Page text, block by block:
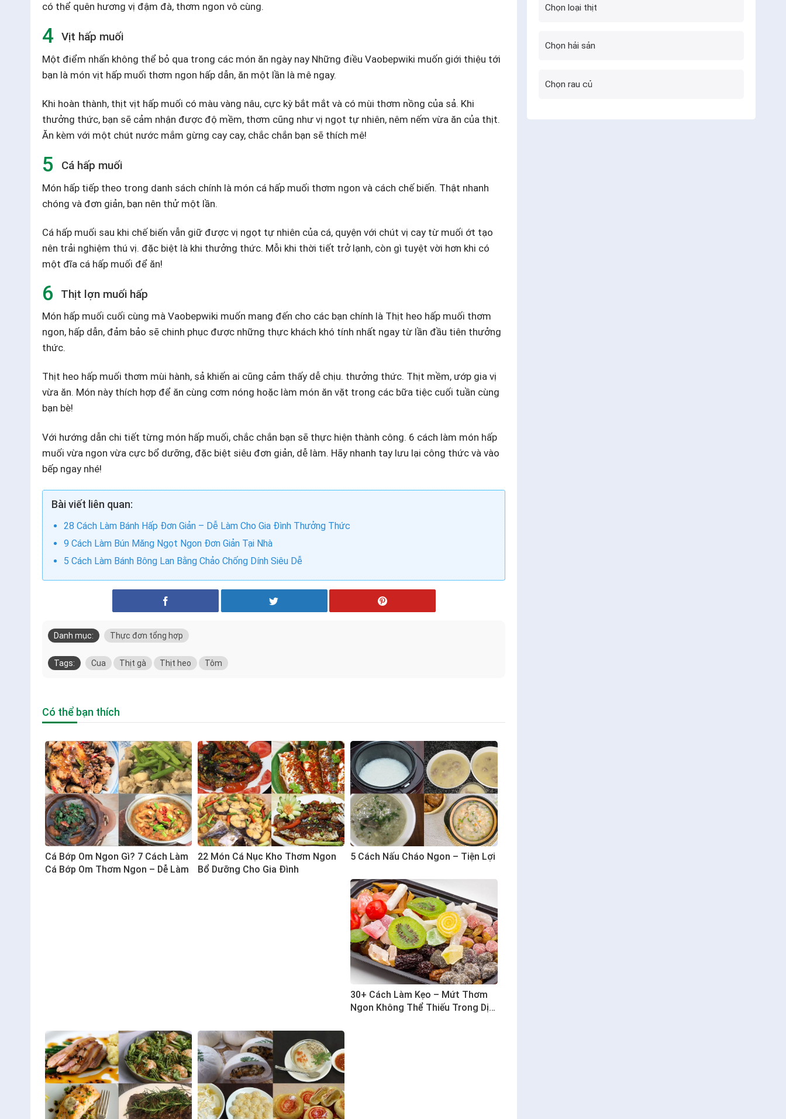
có thể quên hương vị đậm đà, thơm ngon vô cùng.
Vịt hấp muối
Một điểm nhấn không thể bỏ qua trong các món ăn ngày nay Những điều Vaobepwiki muốn giới thiệu tới
bạn là món vịt hấp muối thơm ngon hấp dẫn, ăn một lần là mê ngay.
Khi hoàn thành, thịt vịt hấp muối có màu vàng nâu, cực kỳ bắt mắt và có mùi thơm nồng của sả. Khi
thưởng thức, bạn sẽ cảm nhận được độ mềm, thơm cũng như vị ngọt tự nhiên, nêm nếm vừa ăn của thịt.
Ăn kèm với một chút nước mắm gừng cay cay, chắc chắn bạn sẽ thích mê!
Cá hấp muối
Món hấp tiếp theo trong danh sách chính là món cá hấp muối thơm ngon và cách chế biến. Thật nhanh
chóng và đơn giản, bạn nên thử một lần.
Cá hấp muối sau khi chế biến vẫn giữ được vị ngọt tự nhiên của cá, quyện với chút vị cay từ muối ớt tạo
nên trải nghiệm thú vị. đặc biệt là khi thưởng thức. Mỗi khi thời tiết trở lạnh, còn gì tuyệt vời hơn khi có
một đĩa cá hấp muối để ăn!
Thịt lợn muối hấp
Món hấp muối cuối cùng mà Vaobepwiki muốn mang đến cho các bạn chính là Thịt heo hấp muối thơm
ngon, hấp dẫn, đảm bảo sẽ chinh phục được những thực khách khó tính nhất ngay từ lần đầu tiên thưởng
thức.
Thịt heo hấp muối thơm mùi hành, sả khiến ai cũng cảm thấy dễ chịu. thưởng thức. Thịt mềm, ướp gia vị
vừa ăn. Món này thích hợp để ăn cùng cơm nóng hoặc làm món ăn vặt trong các bữa tiệc cuối tuần cùng
bạn bè!
Với hướng dẫn chi tiết từng món hấp muối, chắc chắn bạn sẽ thực hiện thành công. 6 cách làm món hấp
muối vừa ngon vừa cực bổ dưỡng, đặc biệt siêu đơn giản, dễ làm. Hãy nhanh tay lưu lại công thức và vào
bếp ngay nhé!
Bài viết liên quan:
28 Cách Làm Bánh Hấp Đơn Giản – Dễ Làm Cho Gia Đình Thưởng Thức
9 Cách Làm Bún Măng Ngọt Ngon Đơn Giản Tại Nhà
5 Cách Làm Bánh Bông Lan Bằng Chảo Chống Dính Siêu Dễ
Danh mục: Thực đơn tổng hợp
Tags: Cua Thịt gà Thịt heo Tôm
Có thể bạn thích
Cá Bớp Om Ngon Gì? 7 Cách Làm
Cá Bớp Om Thơm Ngon – Dễ Làm
22 Món Cá Nục Kho Thơm Ngon
Bổ Dưỡng Cho Gia Đình
5 Cách Nấu Cháo Ngon – Tiện Lợi
30+ Cách Làm Kẹo – Mứt Thơm
Ngon Không Thể Thiếu Trong Dịp